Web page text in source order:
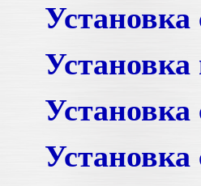
Установка
Установка